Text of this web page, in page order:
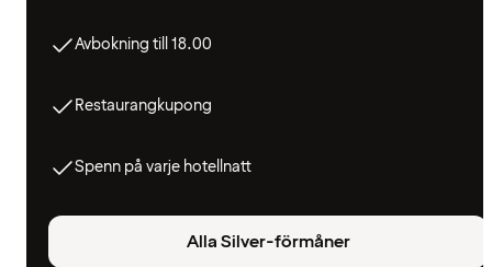
Avbokning till 18.00
Restaurangkupong
Spenn på varje hotellnatt
Alla Silver-förmåner